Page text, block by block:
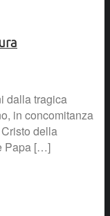
dalla tragica
in concomitanza
della
Papa […]